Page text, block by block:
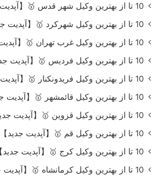
10 تا از بهترین وکیل شهر قدس 🥇【آپدیت جدید】
10 تا از بهترین وکیل شهرکرد 🥇【آپدیت جدید】
10 تا از بهترین وکیل غرب تهران 🥇【آپدیت جدید】
10 تا از بهترین وکیل فردیس 🥇【آپدیت جدید】
10 تا از بهترین وکیل فریدونکنار 🥇【آپدیت جدید】
10 تا از بهترین وکیل قائمشهر 🥇【آپدیت جدید】
10 تا از بهترین وکیل قزوین 🥇【آپدیت جدید】⚖️
10 تا از بهترین وکیل قم 🥇【آپدیت جدید】
10 تا از بهترین وکیل کرج 🥇【آپدیت جدید】⚖️
10 تا از بهترین وکیل کرمانشاه 🥇【آپدیت جدید】